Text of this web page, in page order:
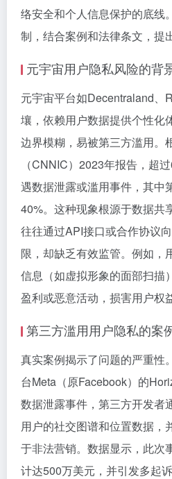
络安全和个人信息保护的底线
制，结合案例和法律条文，提
元宇宙用户隐私风险的背
元宇宙平台如Decentraland、
壤，依赖用户数据提供个性化
边界模糊，易被第三方滥用。
（CNNIC）2023年报告，超
遇数据泄露或滥用事件，其中
40%。这种现象根源于数据共
往往通过API接口或合作协议
限，却缺乏有效监管。例如，
信息（如虚拟形象的面部扫描
盈利或恶意活动，损害用户权
第三方滥用用户隐私的案
真实案例揭示了问题的严重性
台Meta（原Facebook）的
数据泄露事件，第三方开发者
用户的社交图谱和位置数据，
于非法营销。数据显示，此次
计达500万美元，并引发多起